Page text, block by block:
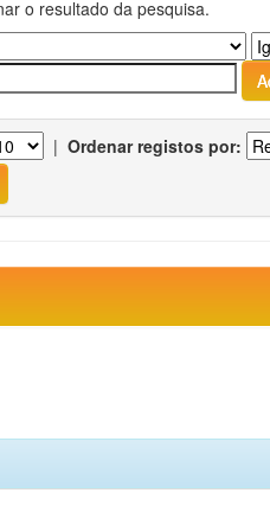
o resultado da pesquisa.
| Ordenar registos por: